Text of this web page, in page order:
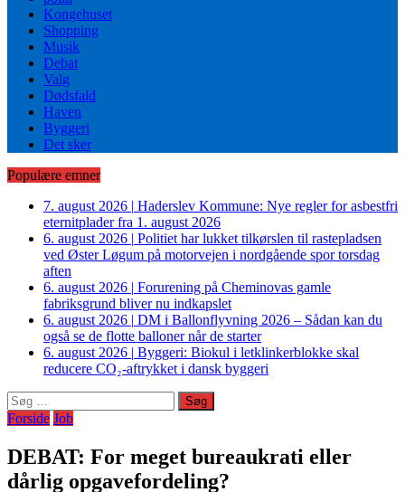
Kongehuset
Shopping
Musik
Debat
Valg
Dødsfald
Haven
Byggeri
Det sker
Populære emner
7. august 2026 | Haderslev Kommune: Nye regler for asbestfri
eternitplader fra 1. august 2026
6. august 2026 | Politiet har lukket tilkørslen til rastepladsen
ved Øster Løgum på motorvejen i nordgående spor torsdag
aften
6. august 2026 | Forurening på Cheminovas gamle
fabriksgrund bliver nu indkapslet
6. august 2026 | DM i Ballonflyvning 2026 – Sådan kan du
også se de flotte balloner når de starter
6. august 2026 | Byggeri: Biokul i letklinkerblokke skal
reducere CO₂-aftrykket i dansk byggeri
Søg
efter:
Forside Job
DEBAT: For meget bureaukrati eller
dårlig opgavefordeling?